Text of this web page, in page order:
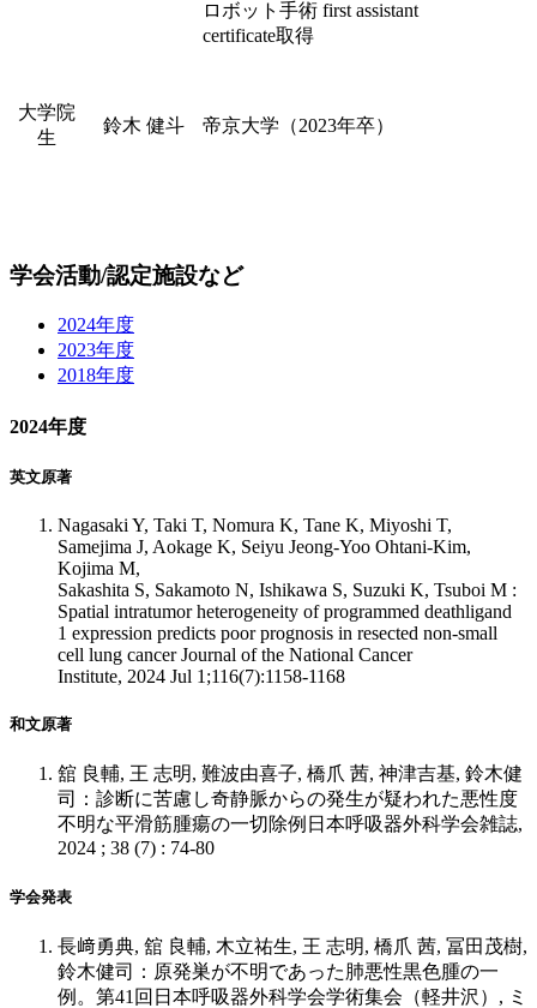
ロボット手術 first assistant
certificate取得
大学院
生
鈴木 健斗 帝京大学（2023年卒）
学会活動/認定施設など
2024年度
2023年度
2018年度
2024年度
英文原著
Nagasaki Y, Taki T, Nomura K, Tane K, Miyoshi T,
Samejima J, Aokage K, Seiyu Jeong-Yoo Ohtani-Kim,
Kojima M,
Sakashita S, Sakamoto N, Ishikawa S, Suzuki K, Tsuboi M :
Spatial intratumor heterogeneity of programmed deathligand
1 expression predicts poor prognosis in resected non-small
cell lung cancer Journal of the National Cancer
Institute, 2024 Jul 1;116(7):1158-1168
和文原著
舘 良輔, 王 志明, 難波由喜子, 橋爪 茜, 神津吉基, 鈴木健
司：診断に苦慮し奇静脈からの発生が疑われた悪性度
不明な平滑筋腫瘍の一切除例日本呼吸器外科学会雑誌,
2024 ; 38 (7) : 74-80
学会発表
長﨑勇典, 舘 良輔, 木立祐生, 王 志明, 橋爪 茜, 冨田茂樹,
鈴木健司：原発巣が不明であった肺悪性黒色腫の一
例。第41回日本呼吸器外科学会学術集会（軽井沢）, ミ